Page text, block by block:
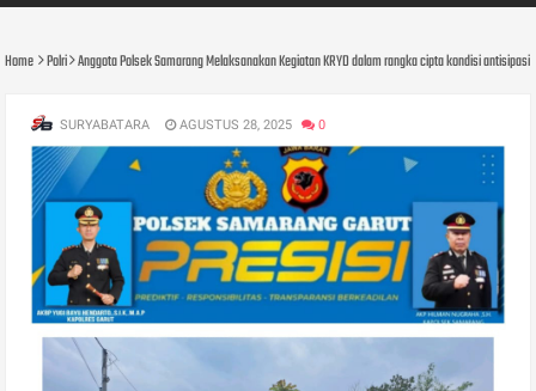
Home Polri Anggota Polsek Samarang Melaksanakan Kegiatan KRYD dalam rangka cipta kondisi
SURYABATARA AGUSTUS 28, 2025 0